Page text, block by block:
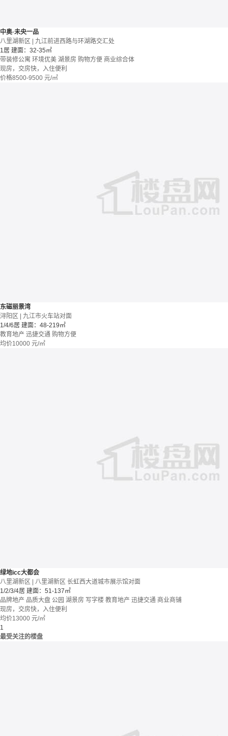
中奥·未央一品
八里湖新区 | 九江前进西路与环湖路交汇处
1居 建面：32-35㎡
带装修公寓 环境优美 湖景房 购物方便 商业综合体
现房，交房快，入住便利
价格8500-9500 元/㎡
东磁丽景湾
浔阳区 | 九江市火车站对面
1/4/6居 建面：48-219㎡
教育地产 迅捷交通 购物方便
均价10000 元/㎡
绿地icc大都会
八里湖新区 | 八里湖新区 长虹西大道城市展示馆对面
1/2/3/4居 建面：51-137㎡
品牌地产 品质大盘 公园 湖景房 写字楼 教育地产 迅捷交通 商业商铺
现房，交房快，入住便利
均价13000 元/㎡
1
最受关注的楼盘